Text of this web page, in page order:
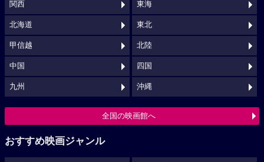
関西 東海
北海道 東北
甲信越 北陸
中国 四国
九州 沖縄
全国の映画館へ
おすすめ映画ジャンル